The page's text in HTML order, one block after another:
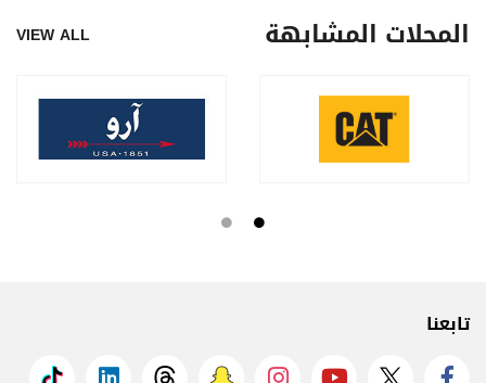
المحلات المشابهة VIEW ALL
تابعنا